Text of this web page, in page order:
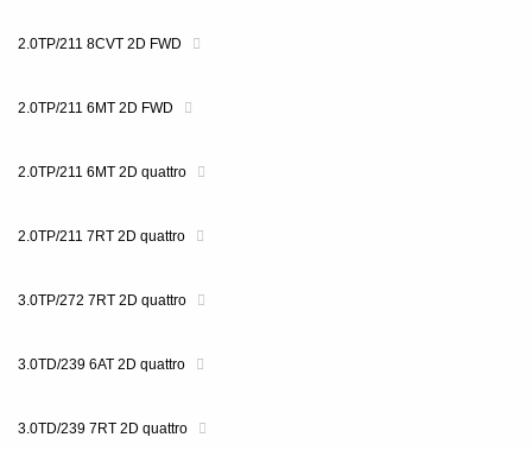
2.0TP/211 8CVT 2D FWD
2.0TP/211 6MT 2D FWD
2.0TP/211 6MT 2D quattro
2.0TP/211 7RT 2D quattro
3.0TP/272 7RT 2D quattro
3.0TD/239 6AT 2D quattro
3.0TD/239 7RT 2D quattro